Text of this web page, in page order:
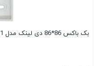
بک باکس 86*86 دی لینک مدل D-Link NBB-011